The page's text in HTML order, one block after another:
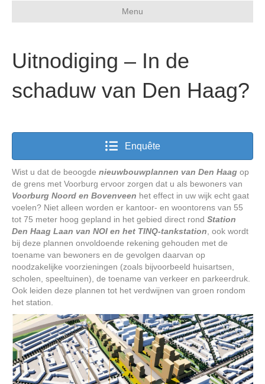
Menu
Uitnodiging – In de
schaduw van Den Haag?
Enquête
Wist u dat de beoogde nieuwbouwplannen van Den Haag op
de grens met Voorburg ervoor zorgen dat u als bewoners van
Voorburg Noord en Bovenveen het effect in uw wijk echt gaat
voelen? Niet alleen worden er kantoor- en woontorens van 55
tot 75 meter hoog gepland in het gebied direct rond Station
Den Haag Laan van NOI en het TINQ-tankstation , ook wordt
bij deze plannen onvoldoende rekening gehouden met de
toename van bewoners en de gevolgen daarvan op
noodzakelijke voorzieningen (zoals bijvoorbeeld huisartsen,
scholen, speeltuinen), de toename van verkeer en parkeerdruk.
Ook leiden deze plannen tot het verdwijnen van groen rondom
het station.